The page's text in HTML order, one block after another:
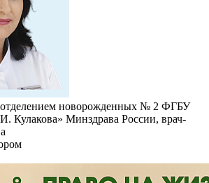
новорожденных № 2 ФГБУ
Минздрава России, врач-